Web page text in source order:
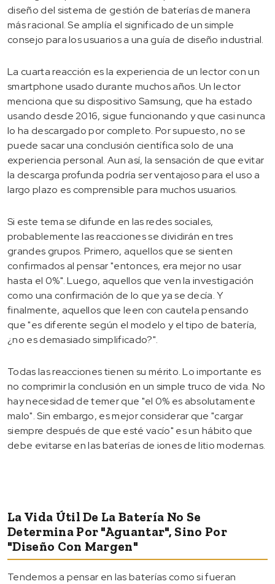
diseño del sistema de gestión de baterías de manera
más racional. Se amplía el significado de un simple
consejo para los usuarios a una guía de diseño industrial.
La cuarta reacción es la experiencia de un lector con un
smartphone usado durante muchos años. Un lector
menciona que su dispositivo Samsung, que ha estado
usando desde 2016, sigue funcionando y que casi nunca
lo ha descargado por completo. Por supuesto, no se
puede sacar una conclusión científica solo de una
experiencia personal. Aun así, la sensación de que evitar
la descarga profunda podría ser ventajoso para el uso a
largo plazo es comprensible para muchos usuarios.
Si este tema se difunde en las redes sociales,
probablemente las reacciones se dividirán en tres
grandes grupos. Primero, aquellos que se sienten
confirmados al pensar "entonces, era mejor no usar
hasta el 0%". Luego, aquellos que ven la investigación
como una confirmación de lo que ya se decía. Y
finalmente, aquellos que leen con cautela pensando
que "es diferente según el modelo y el tipo de batería,
¿no es demasiado simplificado?".
Todas las reacciones tienen su mérito. Lo importante es
no comprimir la conclusión en un simple truco de vida. No
hay necesidad de temer que "el 0% es absolutamente
malo". Sin embargo, es mejor considerar que "cargar
siempre después de que esté vacío" es un hábito que
debe evitarse en las baterías de iones de litio modernas.
La Vida Útil De La Batería No Se
Determina Por "aguantar", Sino Por
"diseño Con Margen"
Tendemos a pensar en las baterías como si fueran